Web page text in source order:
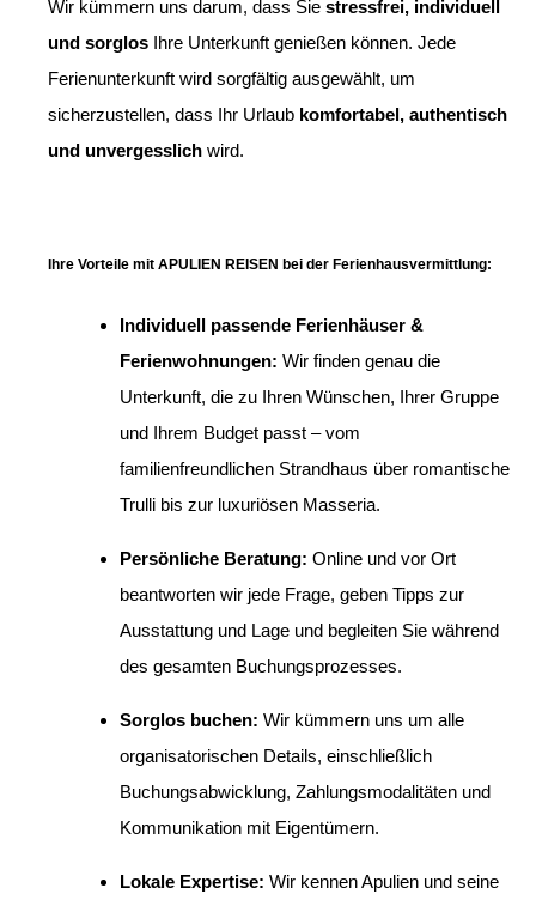
Wir kümmern uns darum, dass Sie stressfrei, individuell
und sorglos Ihre Unterkunft genießen können. Jede
Ferienunterkunft wird sorgfältig ausgewählt, um
sicherzustellen, dass Ihr Urlaub komfortabel, authentisch
und unvergesslich wird.
Ihre Vorteile mit APULIEN REISEN bei der Ferienhausvermittlung:
Individuell passende Ferienhäuser &
Ferienwohnungen: Wir finden genau die
Unterkunft, die zu Ihren Wünschen, Ihrer Gruppe
und Ihrem Budget passt – vom
familienfreundlichen Strandhaus über romantische
Trulli bis zur luxuriösen Masseria.
Persönliche Beratung: Online und vor Ort
beantworten wir jede Frage, geben Tipps zur
Ausstattung und Lage und begleiten Sie während
des gesamten Buchungsprozesses.
Sorglos buchen: Wir kümmern uns um alle
organisatorischen Details, einschließlich
Buchungsabwicklung, Zahlungsmodalitäten und
Kommunikation mit Eigentümern.
Lokale Expertise: Wir kennen Apulien und seine